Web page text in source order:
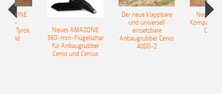
Tyrok
Neues AMAZONE
360-mm-Flügelschar
für Anbaugrubber
Cenio und Cenius
Der neue klappbare
und universell
einsetzbare
Anbaugrubber Cenio
4000-2
Neue